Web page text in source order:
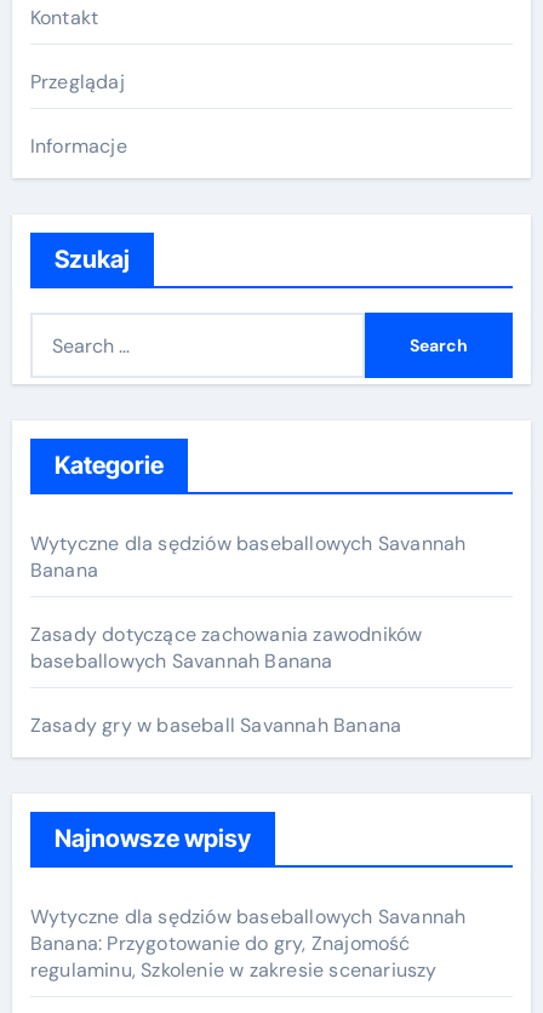
Kontakt
Przeglądaj
Informacje
Szukaj
h
f
o
r
:
Kategorie
Wytyczne dla sędziów baseballowych Savannah
Banana
Zasady dotyczące zachowania zawodników
baseballowych Savannah Banana
Zasady gry w baseball Savannah Banana
Najnowsze wpisy
Wytyczne dla sędziów baseballowych Savannah
Banana: Przygotowanie do gry, Znajomość
regulaminu, Szkolenie w zakresie scenariuszy